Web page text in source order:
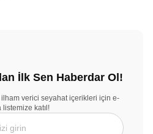
İlk Sen Haberdar Ol!
ilham verici seyahat içerikleri için e-
listemize katıl!